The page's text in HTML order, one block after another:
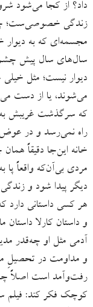
داد؟ از کجا می‌شود
زندگی خصوصی‌ست؛
مجسمه‌ای که به دیوار
سال‌های سال پیش چشمِ
دیوار نیست؛ مثل خیلی
می‌شوند، یا از دست
که سرگذشت غریبش به
راه نمی‌رسد و در عوض
خانه این‌جا دقیقاً
مردی بی‌آن‌که واقعاً پا
دیگر پیدا شود و زندگی
هر کسی داستانی دارد
و داستان کارلا
آدمی مثل او چه‌قدر
و مداومت در تحصیلِ
رفت‌وآمد است اصلاً
کوچک فکر کند: فیلم